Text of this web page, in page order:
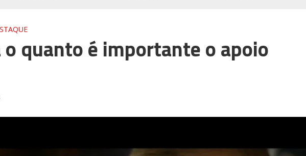
o quanto é importante o apoio